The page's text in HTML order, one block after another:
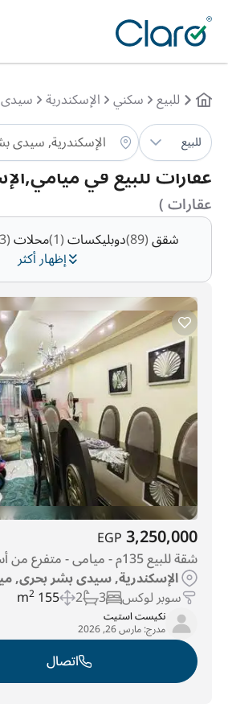
للبيع سكني الإسكندرية
للبيع
عقارات للبيع في
عقارات )
الترتيب:تلقائي
إظهار أكثر
شقق(89) دوبليكسات(1) محلات(3)
3,250,000
EGP
شقة للبيع 135م - ميامى - متفرع من أسكندر أبراهيم
الإسكندرية, سيدى بشر بحرى,
سوبر لوكس 3
2
155 m
2
نكيست استيت
مدرج:مارس 26, 2026
اتصال